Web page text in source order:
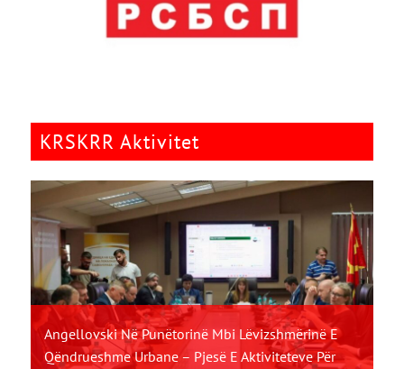
KRSKRR Aktivitet
Angellovski Në Punëtorinë Mbi Lëvizshmërinë E
Qëndrueshme Urbane – Pjesë E Aktiviteteve Për